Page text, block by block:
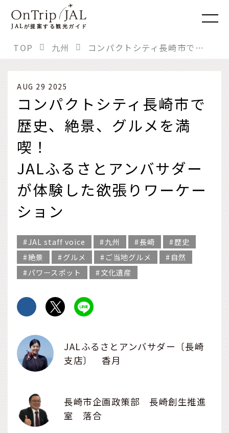
JALが提案する観光ガイド
TOP 九州 コンパクトシティ長崎市で歴史、絶景、グルメを満喫！ JALふるさとアンバサダーが体験した欲張りワーケーション
AUG 29 2025
コンパクトシティ長崎市で
歴史、絶景、グルメを満
喫！
JALふるさとアンバサダー
が体験した欲張りワーケー
ション
JAL staff voice 九州 長崎
歴史
絶景
グルメ ご当地グルメ
自然
パワースポット
文化遺産
JALふるさとアンバサダー〔長崎
支店〕 香月
長崎市企画政策部 長崎創生推進
室 落合